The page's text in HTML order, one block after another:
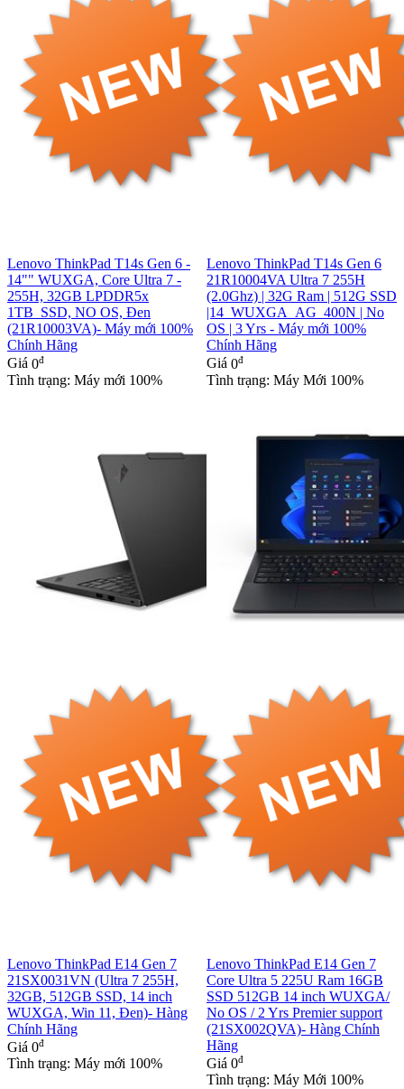
Lenovo ThinkPad T14s Gen 6 -
14"" WUXGA, Core Ultra 7 -
255H, 32GB LPDDR5x
1TB_SSD, NO OS, Đen
(21R10003VA)- Máy mới 100%
Chính Hãng
Giá 0đ
Tình trạng: Máy mới 100%
Lenovo ThinkPad T14s Gen 6
21R10004VA Ultra 7 255H
(2.0Ghz) | 32G Ram | 512G SSD
|14_WUXGA_AG_400N | No
OS | 3 Yrs - Máy mới 100%
Chính Hãng
Giá 0đ
Tình trạng: Máy Mới 100%
Lenovo ThinkPad E14 Gen 7
21SX0031VN (Ultra 7 255H,
32GB, 512GB SSD, 14 inch
WUXGA, Win 11, Đen)- Hàng
Chính Hãng
Giá 0đ
Tình trạng: Máy mới 100%
Lenovo ThinkPad E14 Gen 7
Core Ultra 5 225U Ram 16GB
SSD 512GB 14 inch WUXGA/
No OS / 2 Yrs Premier support
(21SX002QVA)- Hàng Chính
Hãng
Giá 0đ
Tình trạng: Máy Mới 100%